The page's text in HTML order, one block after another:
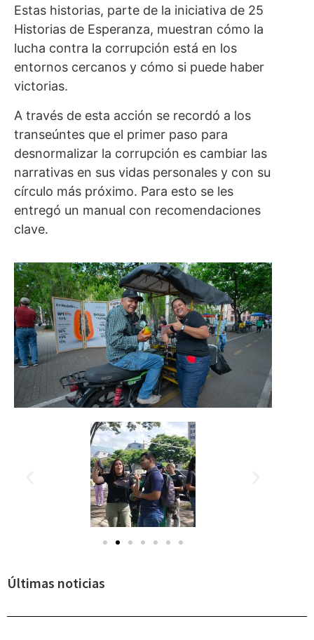
Estas historias, parte de la iniciativa de 25
Historias de Esperanza, muestran cómo la
lucha contra la corrupción está en los
entornos cercanos y cómo si puede haber
victorias.
A través de esta acción se recordó a los
transeúntes que el primer paso para
desnormalizar la corrupción es cambiar las
narrativas en sus vidas personales y con su
círculo más próximo. Para esto se les
entregó un manual con recomendaciones
clave.
Últimas noticias